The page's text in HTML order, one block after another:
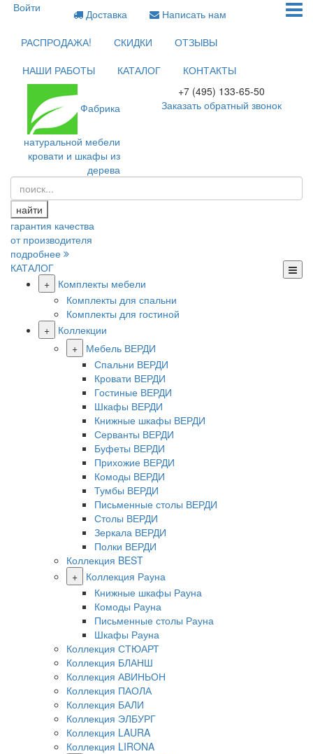
Войти Доставка
Написать нам
РАСПРОДАЖА!
СКИДКИ
ОТЗЫВЫ
НАШИ РАБОТЫ
КАТАЛОГ КОНТАКТЫ
Фабрика
натуральной мебели
кровати и шкафы из
дерева
+7 (495) 133-65-50
Заказать обратный звонок
найти
гарантия качества
от производителя
подробнее
КАТАЛОГ
+
Комплекты мебели
Комплекты для спальни
Комплекты для гостиной
+
Коллекции
+
Мебель ВЕРДИ
Спальни ВЕРДИ
Кровати ВЕРДИ
Гостиные ВЕРДИ
Шкафы ВЕРДИ
Книжные шкафы ВЕРДИ
Серванты ВЕРДИ
Буфеты ВЕРДИ
Прихожие ВЕРДИ
Комоды ВЕРДИ
Тумбы ВЕРДИ
Письменные столы ВЕРДИ
Столы ВЕРДИ
Зеркала ВЕРДИ
Полки ВЕРДИ
Коллекция BEST
+
Коллекция Рауна
Книжные шкафы Рауна
Комоды Рауна
Письменные столы Рауна
Шкафы Рауна
Коллекция СТЮАРТ
Коллекция БЛАНШ
Коллекция АВИНЬОН
Коллекция ПАОЛА
Коллекция БАЛИ
Коллекция ЭЛБУРГ
Коллекция LAURA
Коллекция LIRONA